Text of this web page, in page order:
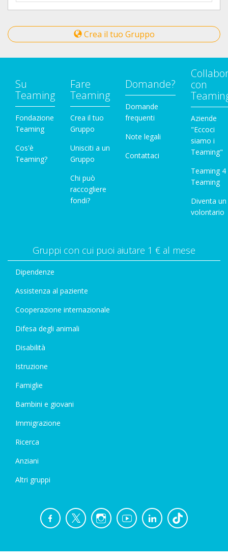
Crea il tuo Gruppo
Su
Teaming
Fondazione
Teaming
Cos'è
Teaming?
Fare
Teaming
Crea il tuo
Gruppo
Unisciti a un
Gruppo
Chi può
raccogliere
fondi?
Domande?
Domande
frequenti
Note legali
Contattaci
con
Aziende
"Eccoci
siamo i
Teaming"
Teaming 4
Teaming
Diventa un
volontario
Gruppi con cui puoi aiutare 1 € al mese
Dipendenze
Assistenza al paziente
Cooperazione internazionale
Difesa degli animali
Disabilità
Istruzione
Famiglie
Bambini e giovani
Immigrazione
Ricerca
Anziani
Altri gruppi